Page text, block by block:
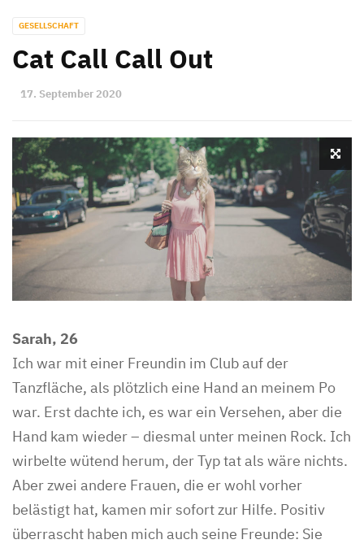
GESELLSCHAFT
Cat Call Call Out
17. September 2020
Sarah, 26
Ich war mit einer Freundin im Club auf der
Tanzfläche, als plötzlich eine Hand an meinem Po
war. Erst dachte ich, es war ein Versehen, aber die
Hand kam wieder – diesmal unter meinen Rock. Ich
wirbelte wütend herum, der Typ tat als wäre nichts.
Aber zwei andere Frauen, die er wohl vorher
belästigt hat, kamen mir sofort zur Hilfe. Positiv
überrascht haben mich auch seine Freunde: Sie